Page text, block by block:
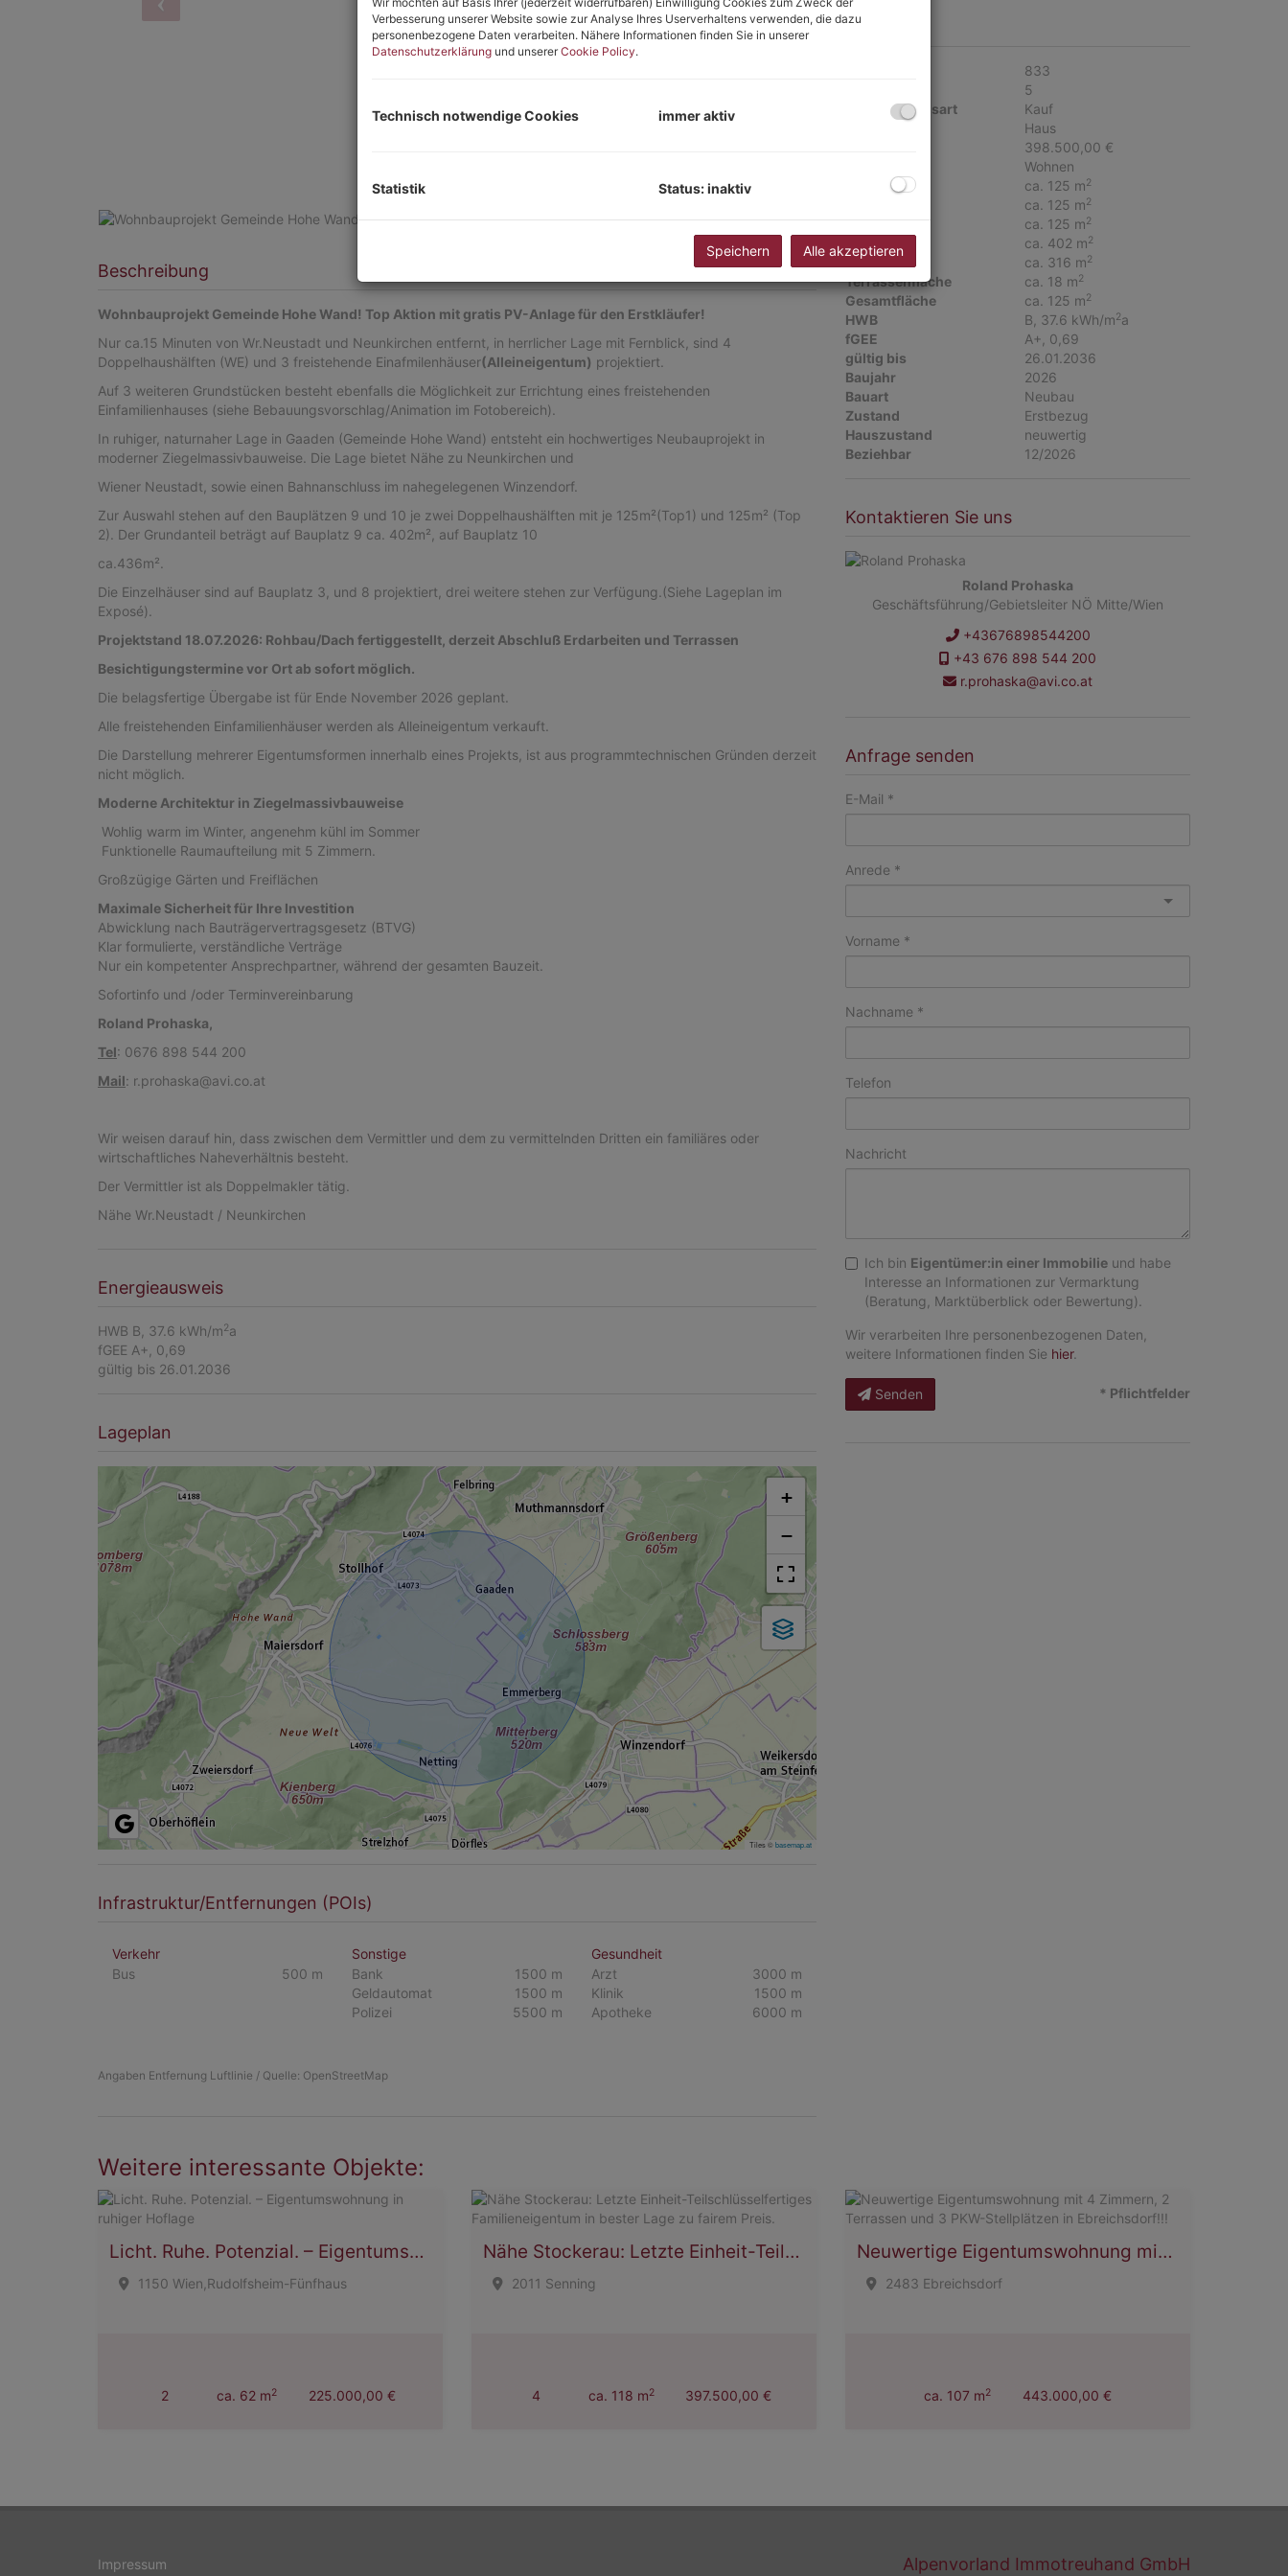
Beschreibung
Wohnbauprojekt Gemeinde Hohe Wand! Top Aktion mit gratis PV-Anlage für den Erstkläufer!
Nur ca.15 Minuten von Wr.Neustadt und Neunkirchen entfernt, in herrlicher Lage mit Fernblick, sind 4
Doppelhaushälften (WE) und 3 freistehende Einafmilenhäuser(Alleineigentum) projektiert.
Auf 3 weiteren Grundstücken besteht ebenfalls die Möglichkeit zur Errichtung eines freistehenden
Einfamilienhauses (siehe Bebauungsvorschlag/Animation im Fotobereich).
In ruhiger, naturnaher Lage in Gaaden (Gemeinde Hohe Wand) entsteht ein hochwertiges Neubauprojekt in
moderner Ziegelmassivbauweise. Die Lage bietet Nähe zu Neunkirchen und
Wiener Neustadt, sowie einen Bahnanschluss im nahegelegenen Winzendorf.
Zur Auswahl stehen auf den Bauplätzen 9 und 10 je zwei Doppelhaushälften mit je 125m²(Top1) und 125m² (Top
2). Der Grundanteil beträgt auf Bauplatz 9 ca. 402m², auf Bauplatz 10
ca.436m².
Die Einzelhäuser sind auf Bauplatz 3, und 8 projektiert, drei weitere stehen zur Verfügung.(Siehe Lageplan im
Exposé).
Projektstand 18.07.2026: Rohbau/Dach fertiggestellt, derzeit Abschluß Erdarbeiten und Terrassen
Besichtigungstermine vor Ort ab sofort möglich.
Die belagsfertige Übergabe ist für Ende November 2026 geplant.
Alle freistehenden Einfamilienhäuser werden als Alleineigentum verkauft.
Die Darstellung mehrerer Eigentumsformen innerhalb eines Projekts, ist aus programmtechnischen Gründen derzeit
nicht möglich.
Moderne Architektur in Ziegelmassivbauweise
Wohlig warm im Winter, angenehm kühl im Sommer
Funktionelle Raumaufteilung mit 5 Zimmern.
Großzügige Gärten und Freiflächen
Maximale Sicherheit für Ihre Investition
Abwicklung nach Bauträgervertragsgesetz (BTVG)
Klar formulierte, verständliche Verträge
Nur ein kompetenter Ansprechpartner, während der gesamten Bauzeit.
Sofortinfo und /oder Terminvereinbarung
Roland Prohaska,
Tel: 0676 898 544 200
Mail: r.prohaska@avi.co.at
Wir weisen darauf hin, dass zwischen dem Vermittler und dem zu vermittelnden Dritten ein familiäres oder
wirtschaftliches Naheverhältnis besteht.
Der Vermittler ist als Doppelmakler tätig.
Nähe Wr.Neustadt / Neunkirchen
Energieausweis
HWB B, 37.6 kWh/m2a
fGEE A+, 0,69
gültig bis 26.01.2036
Lageplan
+
−
Tiles ©basemap.at
Infrastruktur/Entfernungen (POIs)
Verkehr
Bus
500 m
Sonstige
Bank
1500 m
Geldautomat
1500 m
Polizei
5500 m
Gesundheit
Arzt
3000 m
Klinik
1500 m
Apotheke
6000 m
Angaben Entfernung Luftlinie / Quelle: OpenStreetMap
Eckdaten
833
5
Vermarktungsart
Kauf
Haus
398.500,00 €
Wohnen
ca. 125 m2
ca. 125 m2
Nutzfläche ca. 125 m2
Grundfläche ca. 402 m2
Gartenfläche ca. 316 m2
Terrassenfläche ca. 18 m2
Gesamtfläche ca. 125 m2
HWB B, 37.6 kWh/m2a
fGEE
A+, 0,69
gültig bis
26.01.2036
Baujahr
2026
Bauart
Neubau
Zustand
Erstbezug
Hauszustand
neuwertig
Beziehbar
12/2026
Kontaktieren Sie uns
Roland Prohaska
Geschäftsführung/Gebietsleiter NÖ Mitte/Wien
+43676898544200
+43 676 898 544 200
r.prohaska@avi.co.at
Anfrage senden
E-Mail
Anrede
Vorname
Nachname
Telefon
Nachricht
Ich bin Eigentümer:in einer Immobilie und habe
Interesse an Informationen zur Vermarktung
(Beratung, Marktüberblick oder Bewertung).
Wir verarbeiten Ihre personenbezogenen Daten,
weitere Informationen finden Sie hier.
Senden * Pflichtfelder
Weitere interessante Objekte:
Licht. Ruhe. Potenzial. – Eigentumswohnung in ruhiger Hoflage
1150 Wien,Rudolfsheim-Fünfhaus
2 ca. 62 m2 225.000,00 €
Nähe Stockerau: Letzte Einheit-Teilschlüsselfertiges Familieneigentum in bester Lage zu fairem Preis.
2011 Senning
4 ca. 118 m2 397.500,00 €
Neuwertige Eigentumswohnung mit 4 Zimmern, 2 Terrassen und 3 PKW-Stellplätzen in Ebreichsdorf!!!
2483 Ebreichsdorf
ca. 107 m2 443.000,00 €
Impressum Alpenvorland Immotreuhand GmbH
Verbesserung unserer Website sowie zur Analyse Ihres Userverhaltens verwenden, die dazu
personenbezogene Daten verarbeiten. Nähere Informationen finden Sie in unserer
Datenschutzerklärung und unsererCookie Policy.
Technisch notwendige Cookies immer aktiv
Statistik Status: inaktiv
Speichern Alle akzeptieren